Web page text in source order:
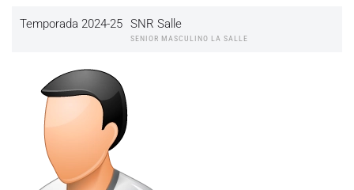
Temporada 2024-25 SNR Salle
SENIOR MASCULINO LA SALLE